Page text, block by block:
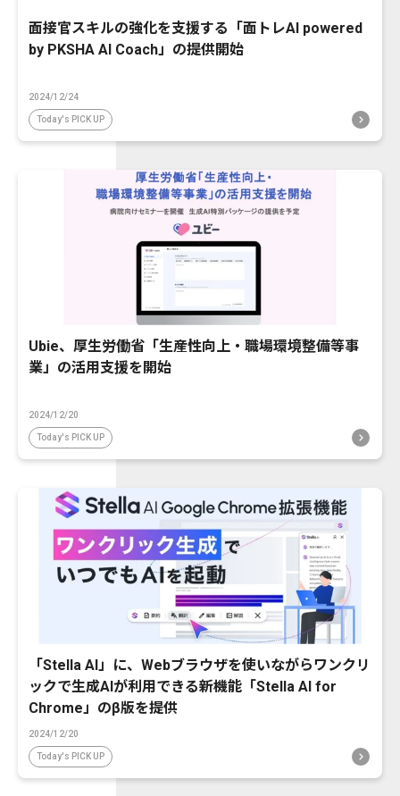
面接官スキルの強化を支援する「面トレAI powered
by PKSHA AI Coach」の提供開始
2024/12/24
Today's PICK UP
Ubie、厚生労働省「生産性向上・職場環境整備等事
業」の活用支援を開始
2024/12/20
Today's PICK UP
「Stella AI」に、Webブラウザを使いながらワンクリ
ックで生成AIが利用できる新機能「Stella AI for
Chrome」のβ版を提供
2024/12/20
Today's PICK UP